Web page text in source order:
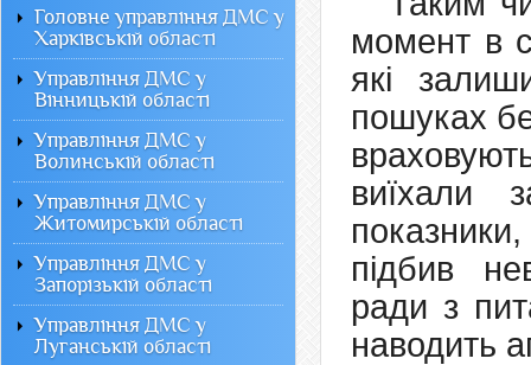
момент в
які
пошуках
виїхали
підбив
ради з
наводить
Головне управління ДМС у
Харківській області
Управління ДМС у
Вінницькій області
Управління ДМС у
Волинській області
Управління ДМС у
Житомирській області
Управління ДМС у
Запорізькій області
Управління ДМС у
Луганській області